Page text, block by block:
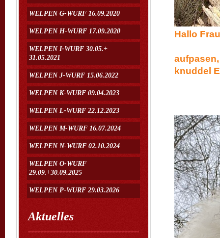
WELPEN G-WURF 16.09.2020
WELPEN H-WURF 17.09.2020
WELPEN I-WURF 30.05.+
31.05.2021
WELPEN J-WURF 15.06.2022
WELPEN K-WURF 09.04.2023
WELPEN L-WURF 22.12.2023
WELPEN M-WURF 16.07.2024
WELPEN N-WURF 02.10.2024
WELPEN O-WURF
29.09.+30.09.2025
WELPEN P-WURF 29.03.2026
Aktuelles